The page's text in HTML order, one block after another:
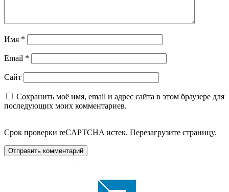
Имя *
Email *
Сайт
Сохранить моё имя, email и адрес сайта в этом браузере для
последующих моих комментариев.
Срок проверки reCAPTCHA истек. Перезагрузите страницу.